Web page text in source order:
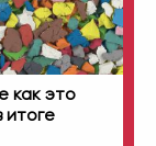
как это
итоге